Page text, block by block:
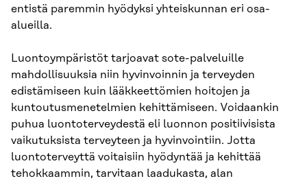
entistä paremmin hyödyksi yhteiskunnan eri osa-
alueilla.
Luontoympäristöt tarjoavat sote-palveluille
mahdollisuuksia niin hyvinvoinnin ja terveyden
edistämiseen kuin lääkkeettömien hoitojen ja
kuntoutusmenetelmien kehittämiseen. Voidaankin
puhua luontoterveydestä eli luonnon positiivisista
vaikutuksista terveyteen ja hyvinvointiin. Jotta
luontoterveyttä voitaisiin hyödyntää ja kehittää
tehokkaammin, tarvitaan laadukasta, alan